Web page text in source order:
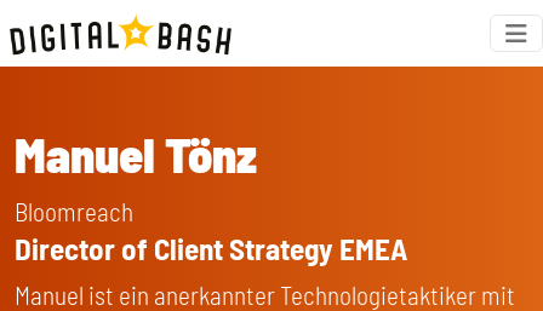
Manuel Tönz
Bloomreach
Director of Client Strategy EMEA
Manuel ist ein anerkannter Technologietaktiker mit